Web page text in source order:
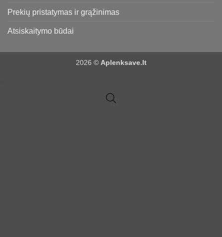
Prekių pristatymas ir grąžinimas
Atsiskaitymo būdai
2026 © Aplenksave.lt